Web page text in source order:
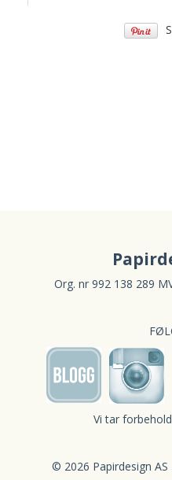
Org. nr 992 138 289
Vi tar
© 2026 Papirdesign